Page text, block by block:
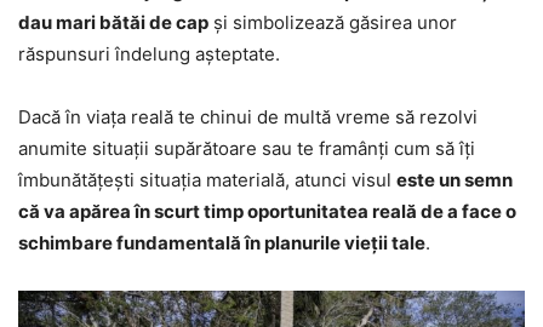
dau mari bătăi de cap și simbolizează găsirea unor
răspunsuri îndelung așteptate.
Dacă în viața reală te chinui de multă vreme să rezolvi
anumite situații supărătoare sau te framânți cum să îți
îmbunătățești situația materială, atunci visul este un semn
că va apărea în scurt timp oportunitatea reală de a face o
schimbare fundamentală în planurile vieții tale.